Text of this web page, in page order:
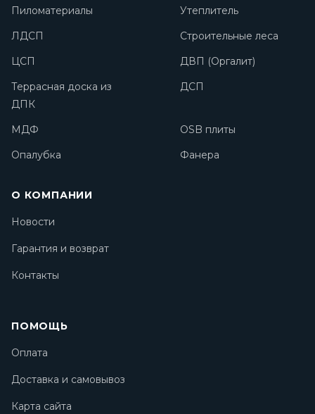
Пиломатериалы
Утеплитель
ЛДСП
Строительные леса
ЦСП
ДВП (Оргалит)
Террасная доска из
ДПК
ДСП
МДФ
OSB плиты
Опалубка
Фанера
О КОМПАНИИ
Новости
Гарантия и возврат
Контакты
ПОМОЩЬ
Оплата
Доставка и самовывоз
Карта сайта